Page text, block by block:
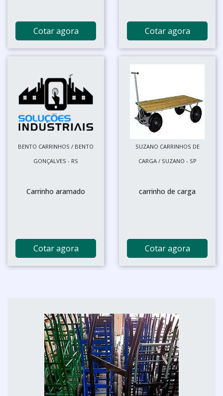
Cotar agora Cotar agora
BENTO CARRINHOS / BENTO
GONÇALVES - RS
Carrinho aramado
Cotar agora
SUZANO CARRINHOS DE
CARGA / SUZANO - SP
carrinho de carga
Cotar agora